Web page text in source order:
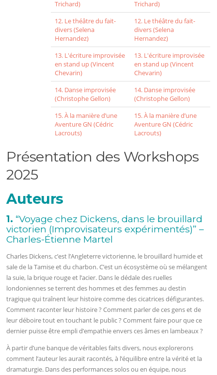
Trichard)
Trichard)
12. Le théâtre du fait-
divers (Selena
Hernandez)
12. Le théâtre du fait-
divers (Selena
Hernandez)
13. L'écriture improvisée
en stand up (Vincent
Chevarin)
13. L'écriture improvisée
en stand up (Vincent
Chevarin)
14. Danse improvisée
(Christophe Gellon)
14. Danse improvisée
(Christophe Gellon)
15. À la manière d’une
Aventure GN (Cédric
Lacrouts)
15. À la manière d’une
Aventure GN (Cédric
Lacrouts)
Présentation des Workshops
2025
Auteurs
1. “Voyage chez Dickens, dans le brouillard
victorien (Improvisateurs expérimentés)” –
Charles-Étienne Martel
Charles Dickens, c’est l’Angleterre victorienne, le brouillard humide et
sale de la Tamise et du charbon. C’est un écosystème où se mélangent
la suie, la brique rouge et l’acier. Dans le dédale des ruelles
londoniennes se terrent des hommes et des femmes au destin
tragique qui traînent leur histoire comme des cicatrices défigurantes.
Comment raconter leur histoire ? Comment parler de ces gens et de
leur déboire tout en touchant le public ? Comment faire pour que ce
dernier puisse être empli d’empathie envers ces âmes en lambeaux ?
À partir d’une banque de véritables faits divers, nous explorerons
comment l’auteur les aurait racontés, à l’équilibre entre la vérité et la
dramaturgie. Dans des performances solos ou en équipe, nous